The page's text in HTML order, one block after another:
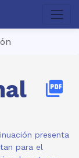
picture_as_pdf
presenta
para el